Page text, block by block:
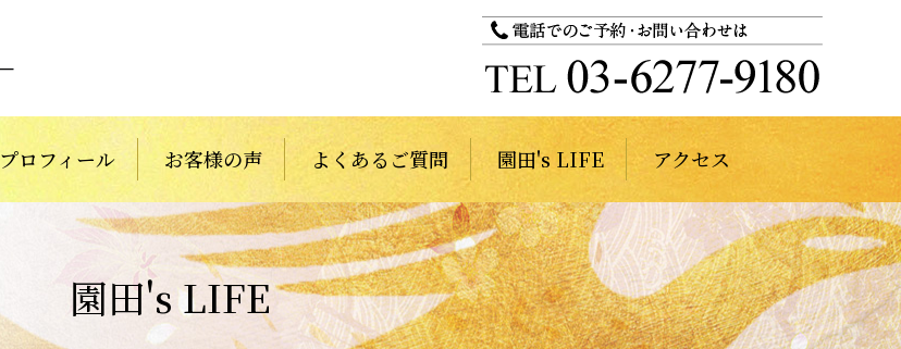
プロフィール お客様の声 よくあるご質問 園田's LIFE アクセス
園田's LIFE